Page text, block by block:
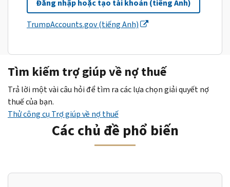
Đăng nhập hoặc tạo tài khoản (tiếng Anh)
TrumpAccounts.gov (tiếng Anh)
Tìm kiếm trợ giúp về nợ thuế
Trả lời một vài câu hỏi để tìm ra các lựa chọn giải quyết nợ
thuế của bạn.
Thử công cụ Trợ giúp về nợ thuế
Các chủ đề phổ biến